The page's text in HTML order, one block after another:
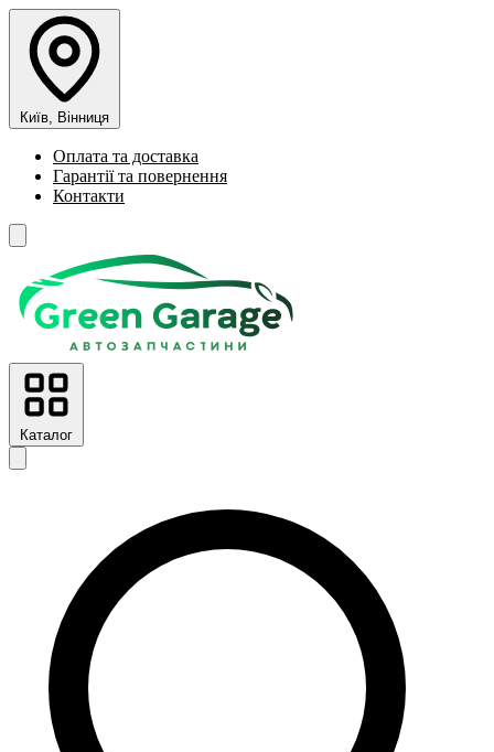
Київ, Вінниця
Оплата та доставка
Гарантії та повернення
Контакти
Каталог